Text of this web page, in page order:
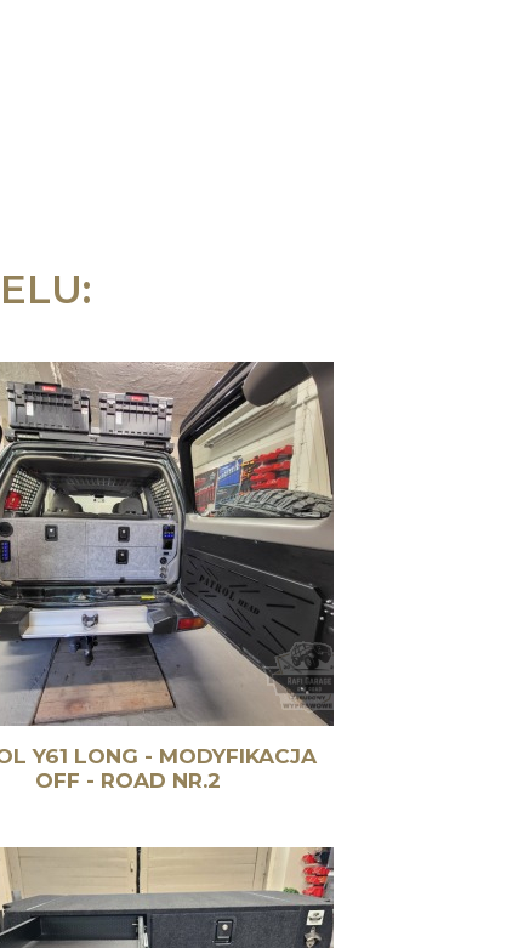
Y61 LONG - MODYFIKACJA
OFF - ROAD NR.2